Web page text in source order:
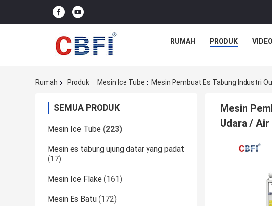
RUMAH PRODUK VIDEO
Rumah Produk Mesin Ice Tube Mesin Pembuat Es Tabung Industri
SEMUA PRODUK
Mesin Ice Tube (223)
Mesin es tabung ujung datar yang padat
(17)
Mesin Ice Flake (161)
Mesin Es Batu (172)
Mesin
Udara / Air